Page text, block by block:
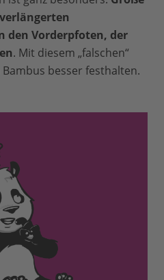
den Vorderpfoten, der
. Mit diesem „falschen“
besser festhalten.